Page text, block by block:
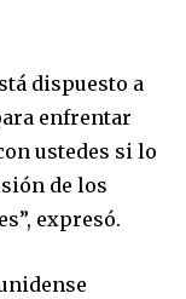
dispuesto a
enfrentar
ustedes si lo
de los
expresó.